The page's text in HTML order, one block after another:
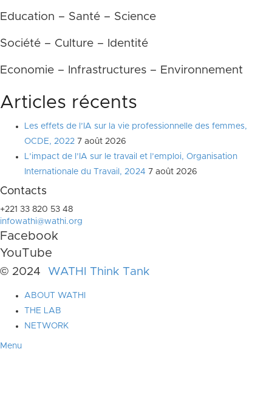
Education – Santé – Science
Société – Culture – Identité
Economie – Infrastructures – Environnement
Articles récents
Les effets de l’IA sur la vie professionnelle des femmes,
OCDE, 2022 7 août 2026
L’impact de l’IA sur le travail et l’emploi, Organisation
Internationale du Travail, 2024 7 août 2026
Contacts
+221 33 820 53 48
infowathi@wathi.org
Facebook
YouTube
© 2024 WATHI Think Tank
ABOUT WATHI
THE LAB
NETWORK
Menu